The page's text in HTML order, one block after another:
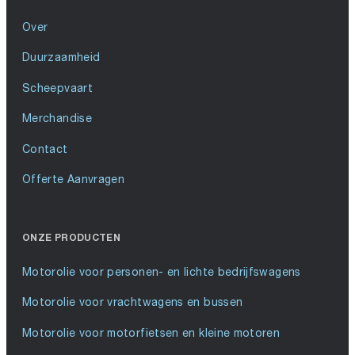
Over
Duurzaamheid
Scheepvaart
Merchandise
Contact
Offerte Aanvragen
ONZE PRODUCTEN
Motorolie voor personen- en lichte bedrijfswagens
Motorolie voor vrachtwagens en bussen
Motorolie voor motorfietsen en kleine motoren